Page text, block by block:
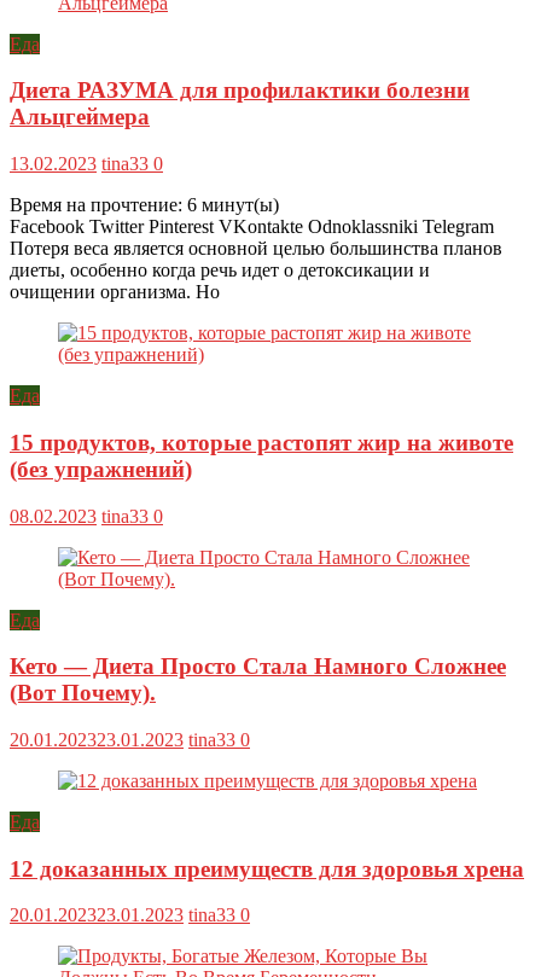
Еда
Диета РАЗУМА для профилактики болезни
Альцгеймера
13.02.2023 tina33 0
Время на прочтение: 6 минут(ы)
Facebook Twitter Pinterest VKontakte Odnoklassniki Telegram
Потеря веса является основной целью большинства планов
диеты, особенно когда речь идет о детоксикации и
очищении организма. Но
Еда
15 продуктов, которые растопят жир на животе
(без упражнений)
08.02.2023 tina33 0
Еда
Кето — Диета Просто Стала Намного Сложнее
(Вот Почему).
20.01.202323.01.2023 tina33 0
Еда
12 доказанных преимуществ для здоровья хрена
20.01.202323.01.2023 tina33 0